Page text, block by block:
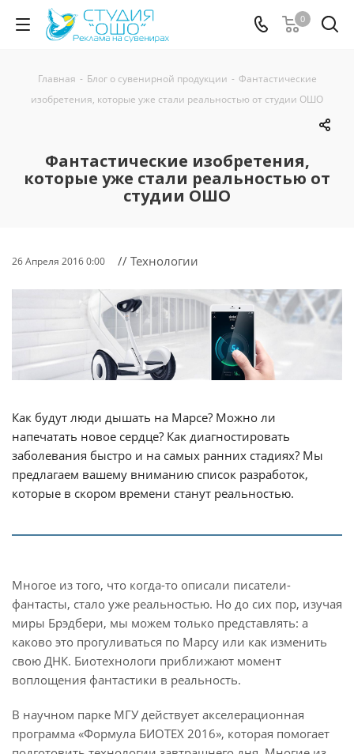
0
Главная - Блог о сувенирной продукции - Фантастические
изобретения, которые уже стали реальностью от студии ОШО
Фантастические изобретения,
которые уже стали реальностью от
студии ОШО
26 Апреля 2016 0:00 // Технологии
Как будут люди дышать на Марсе? Можно ли
напечатать новое сердце? Как диагностировать
заболевания быстро и на самых ранних стадиях? Мы
предлагаем вашему вниманию список разработок,
которые в скором времени станут реальностью.
Многое из того, что когда-то описали писатели-
фантасты, стало уже реальностью. Но до сих пор, изучая
миры Брэдбери, мы можем только представлять: а
каково это прогуливаться по Марсу или как изменить
свою ДНК. Биотехнологи приближают момент
воплощения фантастики в реальность.
В научном парке МГУ действует акселерационная
программа «Формула БИОТЕХ 2016», которая помогает